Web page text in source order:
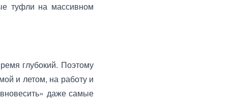
туфли на массивном
глубокий. Поэтому
и летом, на работу и
даже самые